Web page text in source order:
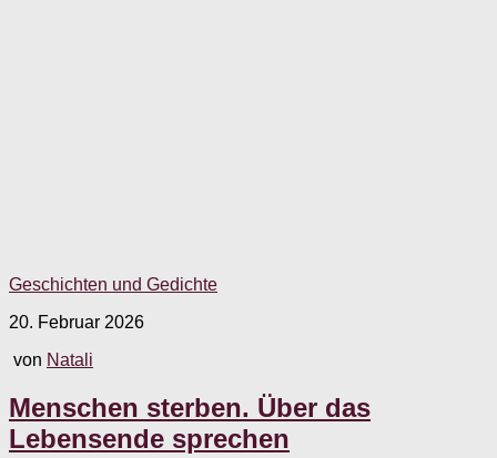
Geschichten und Gedichte
20. Februar 2026
von Natali
Menschen sterben. Über das
Lebensende sprechen